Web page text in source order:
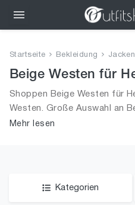
Bekleidung
Wäsche
Schuhe
Startseite Bekleidung
Beige Westen für
Shoppen Beige Westen für
Westen. Große Auswahl an
aus 2026 für Männer!
Mehr lesen
Kategorien